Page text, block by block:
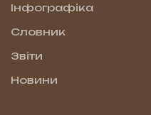
Інфографіка
Словник
Звіти
Новини